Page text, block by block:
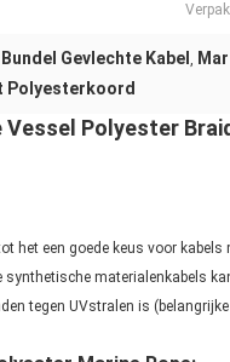
Gevlechte Kabel ,
Polyesterkoord
Polyester
het een goede keus voor
synthetische materialenkabels
tegen UVstralen is